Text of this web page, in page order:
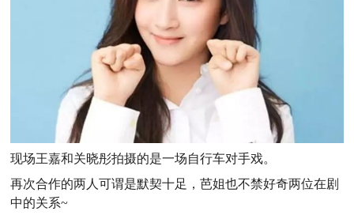
现场王嘉和关晓彤拍摄的是一场自行车对手戏。
再次合作的两人可谓是默契十足，芭姐也不禁好奇两位在剧
中的关系~